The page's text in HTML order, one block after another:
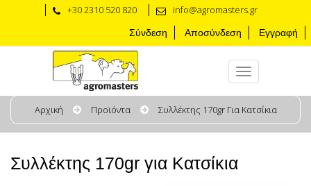
+30 2310 520 820 info@agromasters.gr
Σύνδεση Αποσύνδεση Εγγραφή
Αρχική Προϊόντα Συλλέκτης 170gr Για Κατσίκια
Συλλέκτης 170gr για Κατσίκια